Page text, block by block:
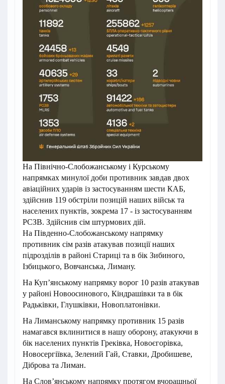
На Північно-Слобожанському і Курському
напрямках минулої доби противник завдав двох
авіаційних ударів із застосуванням шести КАБ,
здійснив 119 обстріли позицій наших військ та
населених пунктів, зокрема 17 - із застосуванням
РСЗВ. Здійснив сім штурмових дій.
На Південно-Слобожанському напрямку
противник сім разів атакував позиції наших
підрозділів в районі Стариці та в бік Зибиного,
Ізбицького, Вовчанська, Лиману.
На Куп’янському напрямку ворог 10 разів атакував
у районі Новоосинового, Кіндрашівки та в бік
Радьківки, Глушківки, Новоплатонівки.
На Лиманському напрямку противник 15 разів
намагався вклинитися в нашу оборону, атакуючи в
бік населених пунктів Греківка, Новоєгорівка,
Новосергіївка, Зелений Гай, Ставки, Дробишеве,
Діброва та Лиман.
На Слов’янському напрямку протягом вчорашньої